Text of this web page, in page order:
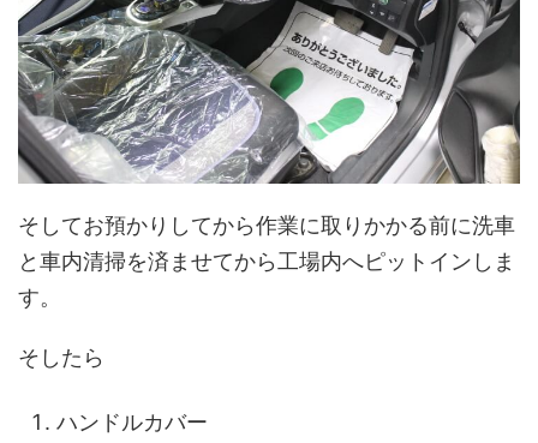
そしてお預かりしてから作業に取りかかる前に洗車
と車内清掃を済ませてから工場内へピットインしま
す。
そしたら
ハンドルカバー